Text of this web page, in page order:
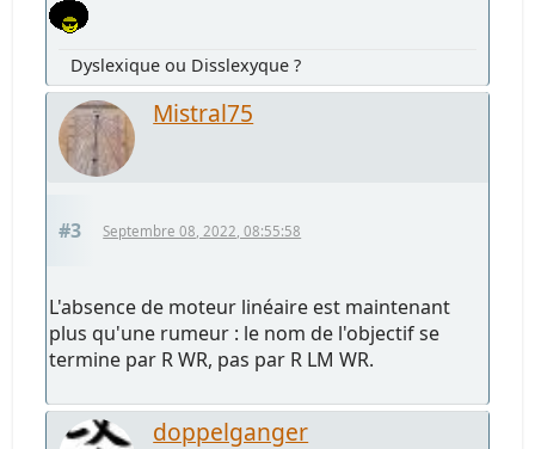
Dyslexique ou Disslexyque ?
Mistral75
#3 Septembre 08, 2022, 08:55:58
L'absence de moteur linéaire est maintenant
plus qu'une rumeur : le nom de l'objectif se
termine par R WR, pas par R LM WR.
doppelganger